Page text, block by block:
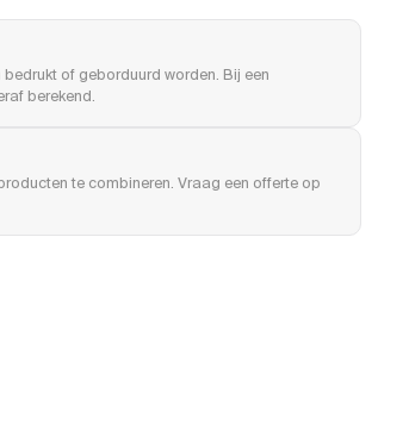
of geborduurd worden. Bij een
berekend.
te combineren. Vraag een offerte op